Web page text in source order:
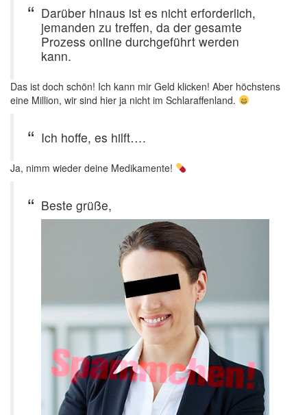
Darüber hinaus ist es nicht erforderlich,
jemanden zu treffen, da der gesamte
Prozess online durchgeführt werden
kann.
Das ist doch schön! Ich kann mir Geld klicken! Aber höchstens
eine Million, wir sind hier ja nicht im Schlaraffenland.
Ich hoffe, es hilft….
Ja, nimm wieder deine Medikamente!
Beste grüße,